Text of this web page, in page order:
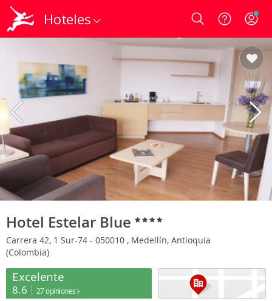
Hoteles Login
Hotel Estelar Blue
Carrera 42, 1 Sur-74 - 050010 , Medellín, Antioquia
(Colombia)
Excelente
8.6 27 opiniones